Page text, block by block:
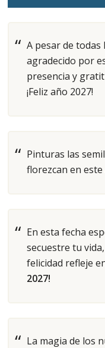
A pesar de todas
agradecido por
presencia y
¡Feliz año 2027!
Pinturas las
florezcan en
En esta fecha
secuestre tu
felicidad refleje
2027!
La magia de los